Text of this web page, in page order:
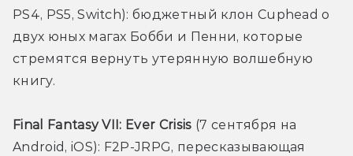
PS4, PS5, Switch): бюджетный клон Cuphead о
двух юных магах Бобби и Пенни, которые
стремятся вернуть утерянную волшебную
книгу.
Final Fantasy VII: Ever Crisis (7 сентября на
Android, iOS): F2P-JRPG, пересказывающая